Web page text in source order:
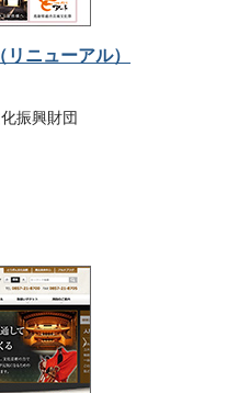
ニューアル）
振興財団